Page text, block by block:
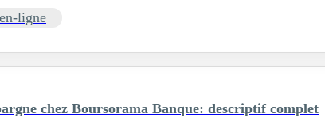
ligne
chez Boursorama Banque: descriptif complet